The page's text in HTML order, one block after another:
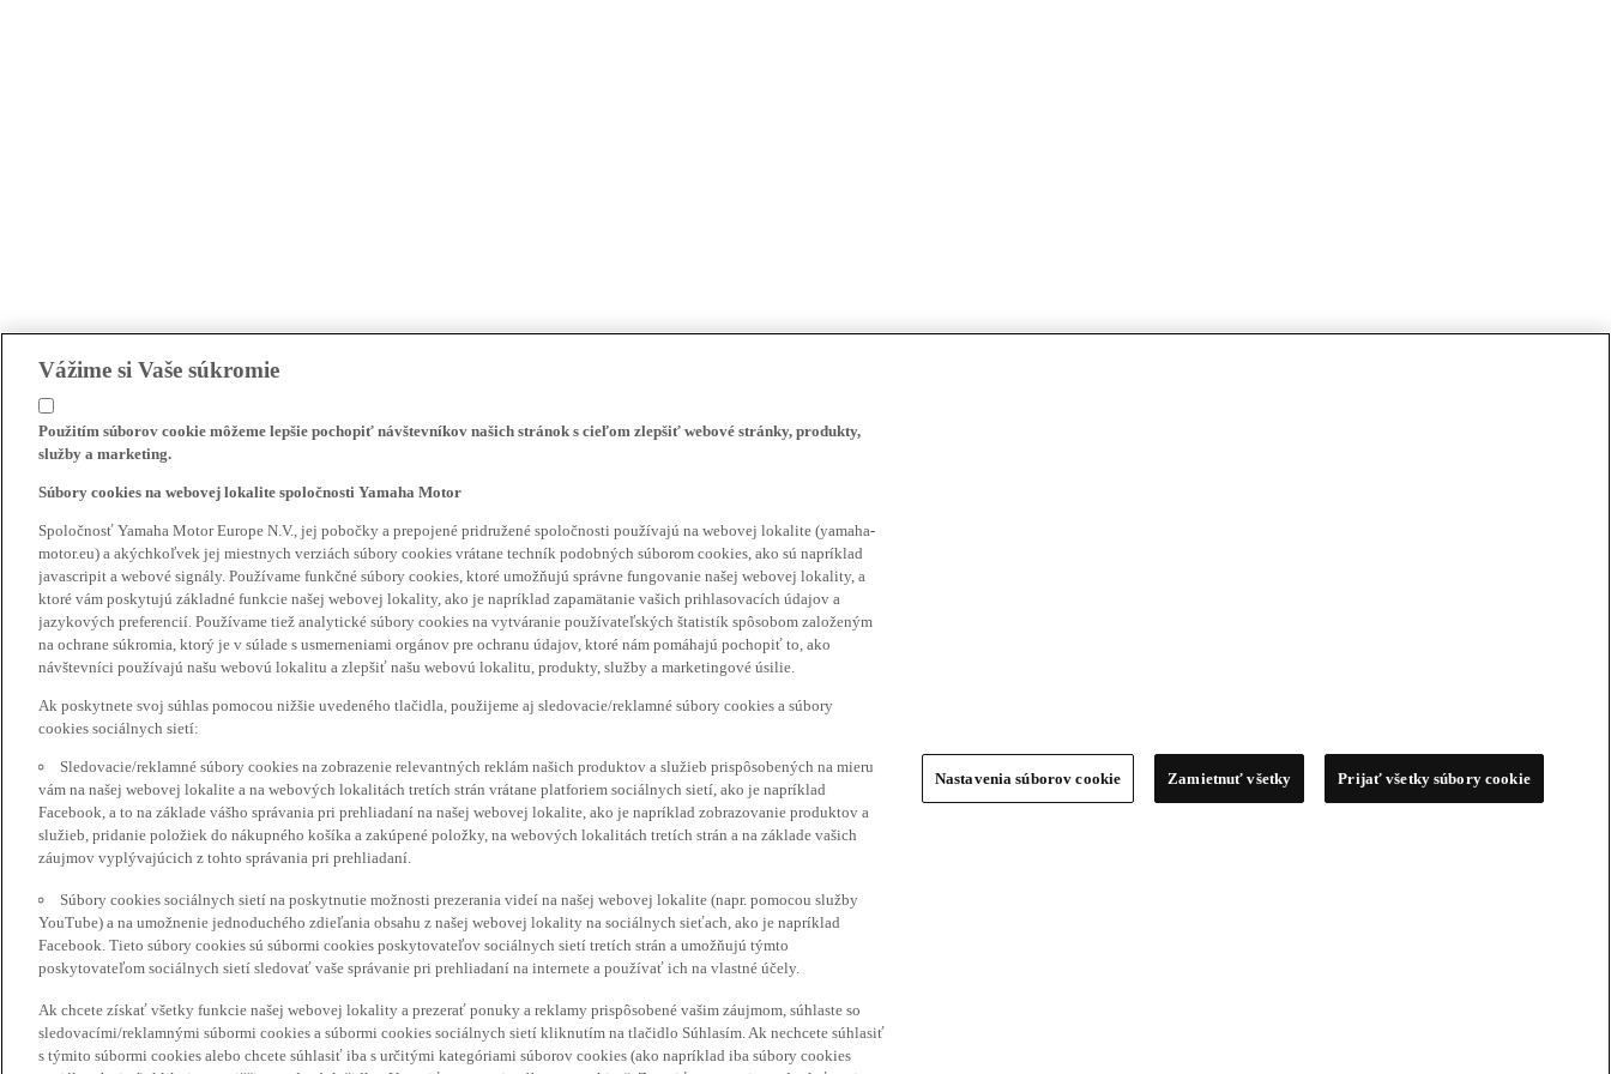
Vážime si Vaše súkromie
Použitím súborov cookie môžeme lepšie pochopiť návštevníkov našich stránok s cieľom zlepšiť webové stránky, produkty,
služby a marketing.
Súbory cookies na webovej lokalite spoločnosti Yamaha Motor
Spoločnosť Yamaha Motor Europe N.V., jej pobočky a prepojené pridružené spoločnosti používajú na webovej lokalite (yamaha-
motor.eu) a akýchkoľvek jej miestnych verziách súbory cookies vrátane techník podobných súborom cookies, ako sú napríklad
javascripit a webové signály. Používame funkčné súbory cookies, ktoré umožňujú správne fungovanie našej webovej lokality, a
ktoré vám poskytujú základné funkcie našej webovej lokality, ako je napríklad zapamätanie vašich prihlasovacích údajov a
jazykových preferencií. Používame tiež analytické súbory cookies na vytváranie používateľských štatistík spôsobom založeným
na ochrane súkromia, ktorý je v súlade s usmerneniami orgánov pre ochranu údajov, ktoré nám pomáhajú pochopiť to, ako
návštevníci používajú našu webovú lokalitu a zlepšiť našu webovú lokalitu, produkty, služby a marketingové úsilie.
Ak poskytnete svoj súhlas pomocou nižšie uvedeného tlačidla, použijeme aj sledovacie/reklamné súbory cookies a súbory
cookies sociálnych sietí:
Sledovacie/reklamné súbory cookies na zobrazenie relevantných reklám našich produktov a služieb prispôsobených na mieru
vám na našej webovej lokalite a na webových lokalitách tretích strán vrátane platforiem sociálnych sietí, ako je napríklad
Facebook, a to na základe vášho správania pri prehliadaní na našej webovej lokalite, ako je napríklad zobrazovanie produktov a
služieb, pridanie položiek do nákupného košíka a zakúpené položky, na webových lokalitách tretích strán a na základe vašich
záujmov vyplývajúcich z tohto správania pri prehliadaní.
Súbory cookies sociálnych sietí na poskytnutie možnosti prezerania videí na našej webovej lokalite (napr. pomocou služby
YouTube) a na umožnenie jednoduchého zdieľania obsahu z našej webovej lokality na sociálnych sieťach, ako je napríklad
Facebook. Tieto súbory cookies sú súbormi cookies poskytovateľov sociálnych sietí tretích strán a umožňujú týmto
poskytovateľom sociálnych sietí sledovať vaše správanie pri prehliadaní na internete a používať ich na vlastné účely.
Ak chcete získať všetky funkcie našej webovej lokality a prezerať ponuky a reklamy prispôsobené vašim záujmom, súhlaste so
sledovacími/reklamnými súbormi cookies a súbormi cookies sociálnych sietí kliknutím na tlačidlo Súhlasím. Ak nechcete súhlasiť
s týmito súbormi cookies alebo chcete súhlasiť iba s určitými kategóriami súborov cookies (ako napríklad iba súbory cookies
Nastavenia súborov cookie Zamietnuť všetky Prijať všetky súbory cookie